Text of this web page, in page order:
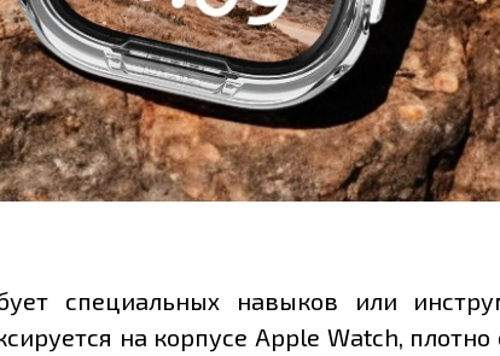
специальных навыков или
на корпусе Apple Watch, плотно